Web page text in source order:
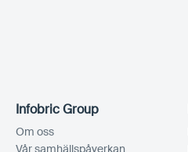
Infobric Group
Om oss
Vår samhällspåverkan